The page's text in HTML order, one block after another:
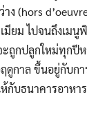
ง (hors
ยม ไปจนถึงเมนู
กปลูกใหม่ทุกปีห
ดูกาล ขึ้นอยู่กับก
กับธนาคารอาหา